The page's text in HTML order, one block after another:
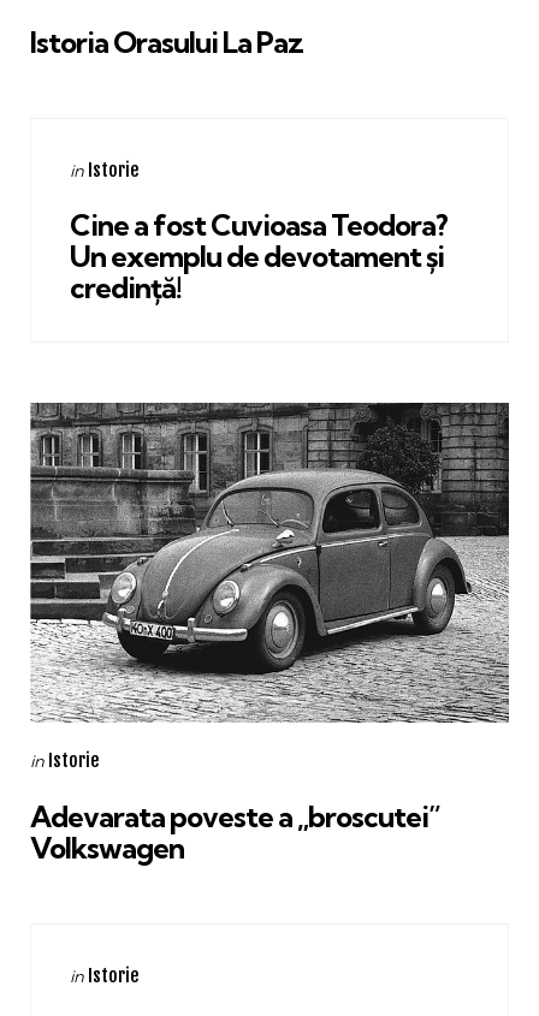
Istoria Orasului La Paz
Categories
Posted
in Istorie
Cine a fost Cuvioasa Teodora?
Un exemplu de devotament și
credință!
Categories
Posted
in Istorie
Adevarata poveste a „broscutei”
Volkswagen
Categories
Posted
in Istorie